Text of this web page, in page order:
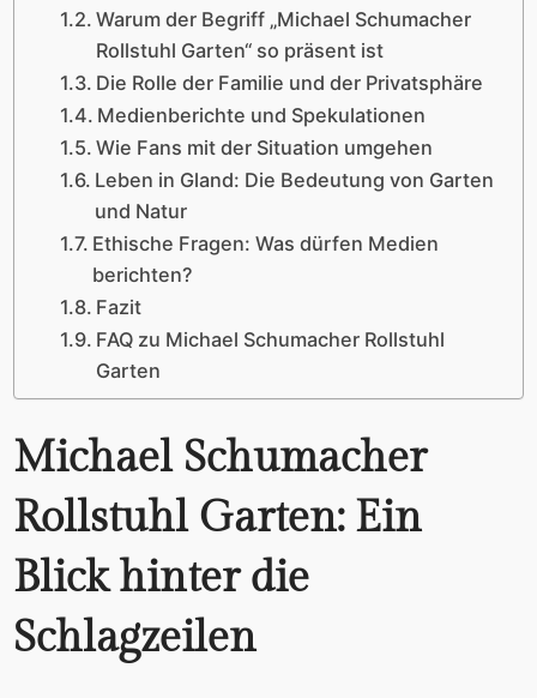
Warum der Begriff „Michael Schumacher
Rollstuhl Garten“ so präsent ist
Die Rolle der Familie und der Privatsphäre
Medienberichte und Spekulationen
Wie Fans mit der Situation umgehen
Leben in Gland: Die Bedeutung von Garten
und Natur
Ethische Fragen: Was dürfen Medien
berichten?
Fazit
FAQ zu Michael Schumacher Rollstuhl
Garten
Michael Schumacher
Rollstuhl Garten: Ein
Blick hinter die
Schlagzeilen